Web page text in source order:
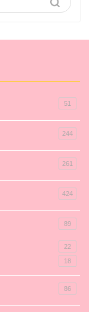
51
244
261
424
89
22
18
86